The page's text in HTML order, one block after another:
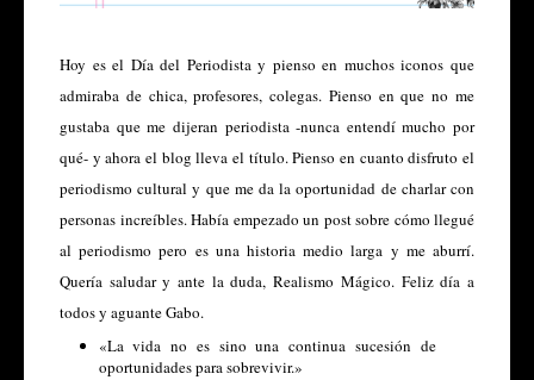
Hoy es el Día del Periodista y pienso en muchos iconos que
admiraba de chica, profesores, colegas. Pienso en que no me
gustaba que me dijeran periodista -nunca entendí mucho por
qué- y ahora el blog lleva el título. Pienso en cuanto disfruto el
periodismo cultural y que me da la oportunidad de charlar con
personas increíbles. Había empezado un post sobre cómo llegué
al periodismo pero es una historia medio larga y me aburrí.
Quería saludar y ante la duda, Realismo Mágico. Feliz día a
todos y aguante Gabo.
«La vida no es sino una continua sucesión de
oportunidades para sobrevivir.»